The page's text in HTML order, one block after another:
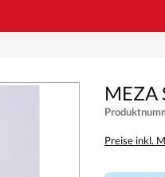
MEZA
Preise inkl.